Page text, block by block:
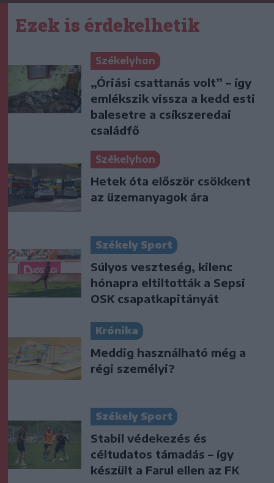
Ezek is érdekelhetik
Székelyhon
„Óriási csattanás volt” – így
emlékszik vissza a kedd esti
balesetre a csíkszeredai
családfő
Székelyhon
Hetek óta először csökkent
az üzemanyagok ára
Székely Sport
Súlyos veszteség, kilenc
hónapra eltiltották a Sepsi
OSK csapatkapitányát
Krónika
Meddig használható még a
régi személyi?
Székely Sport
Stabil védekezés és
céltudatos támadás – így
készült a Farul ellen az FK